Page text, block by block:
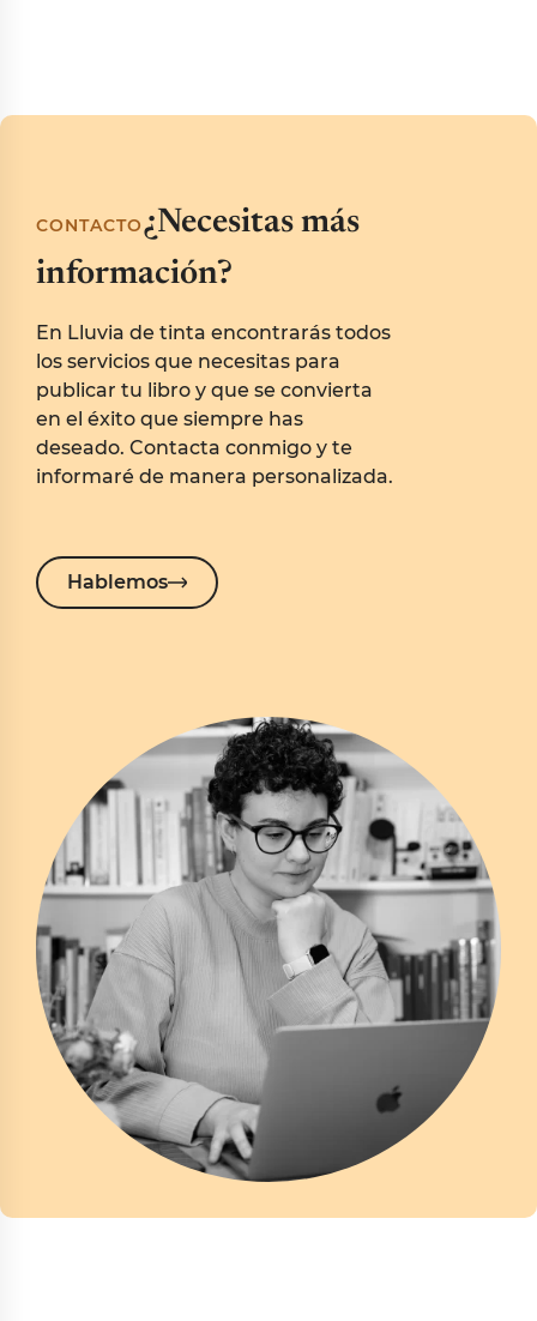
CONTACTO¿Necesitas más
información?
En Lluvia de tinta encontrarás todos
los servicios que necesitas para
publicar tu libro y que se convierta
en el éxito que siempre has
deseado. Contacta conmigo y te
informaré de manera personalizada.
Hablemos